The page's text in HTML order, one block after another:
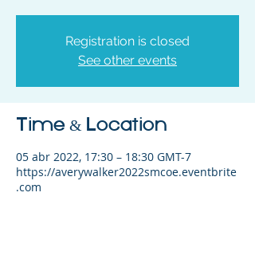
Registration is closed
See other events
Time & Location
05 abr 2022, 17:30 – 18:30 GMT-7
https://averywalker2022smcoe.eventbrite
.com